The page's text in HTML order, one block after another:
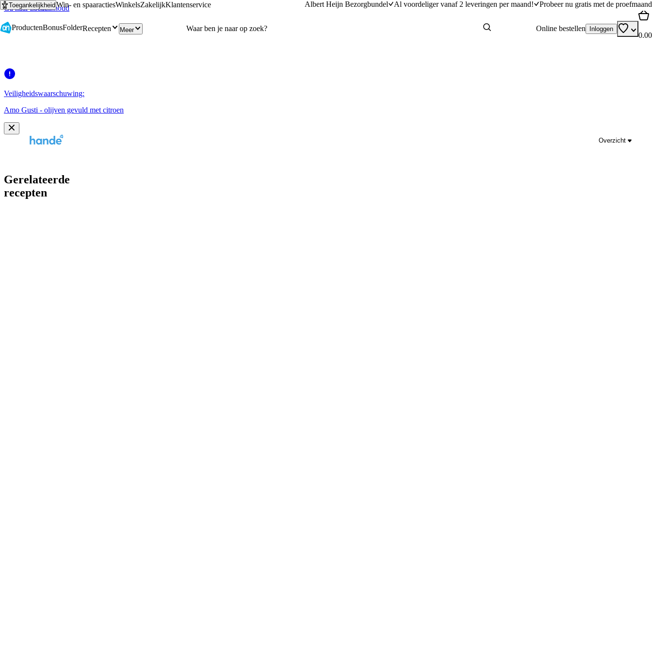
Ga naar hoofdinhoud
Ga naar zoeken
ToegankelijkheidWin- en spaaractiesWinkelsZakelijkKlantenservice Albert Heijn Bezorgbundel Al voordeliger vanaf 2 leveringen per maand! Probeer nu gratis met de proefmaand
ProductenBonusFolderRecepten Meer Online bestellen Inloggen
0.00
Veiligheidswaarschuwing:
Amo Gusti - olijven gevuld met citroen
Overzicht
Gerelateerde
recepten